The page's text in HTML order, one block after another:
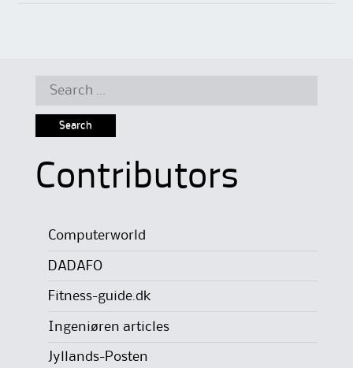
Search
Contributors
Computerworld
DADAFO
Fitness-guide.dk
Ingeniøren articles
Jyllands-Posten